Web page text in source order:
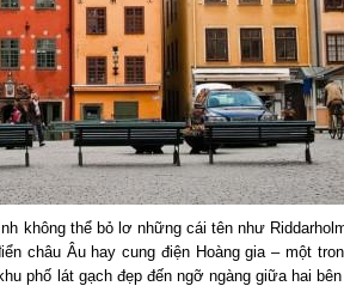
không thể bỏ lơ những cái tên như
châu Âu hay cung điện Hoàng gia – một
phố lát gạch đẹp đến ngỡ ngàng giữa hai